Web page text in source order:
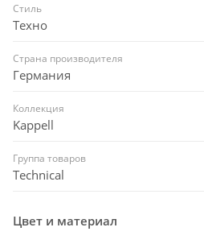
Стиль
Техно
Страна производителя
Германия
Коллекция
Kappell
Группа товаров
Technical
Цвет и материал